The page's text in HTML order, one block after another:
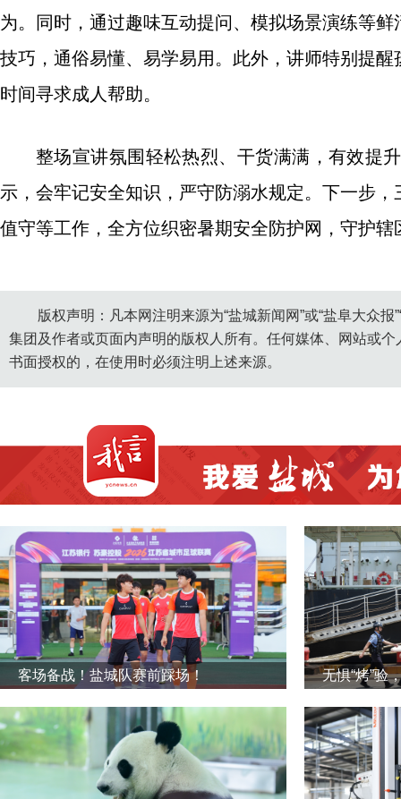
为。同时，通过趣味互动提问、模拟场景演练等
技巧，通俗易懂、易学易用。此外，讲师特别提
时间寻求成人帮助。
整场宣讲氛围轻松热烈、干货满满，有效提
示，会牢记安全知识，严守防溺水规定。下一步
值守等工作，全方位织密暑期安全防护网，守护
版权声明：凡本网注明来源为“盐城新闻网”或“盐阜大众
集团及作者或页面内声明的版权人所有。任何媒体、网站或
书面授权的，在使用时必须注明上述来源。
客场备战！盐城队赛前踩场！ 无惧“烤”验